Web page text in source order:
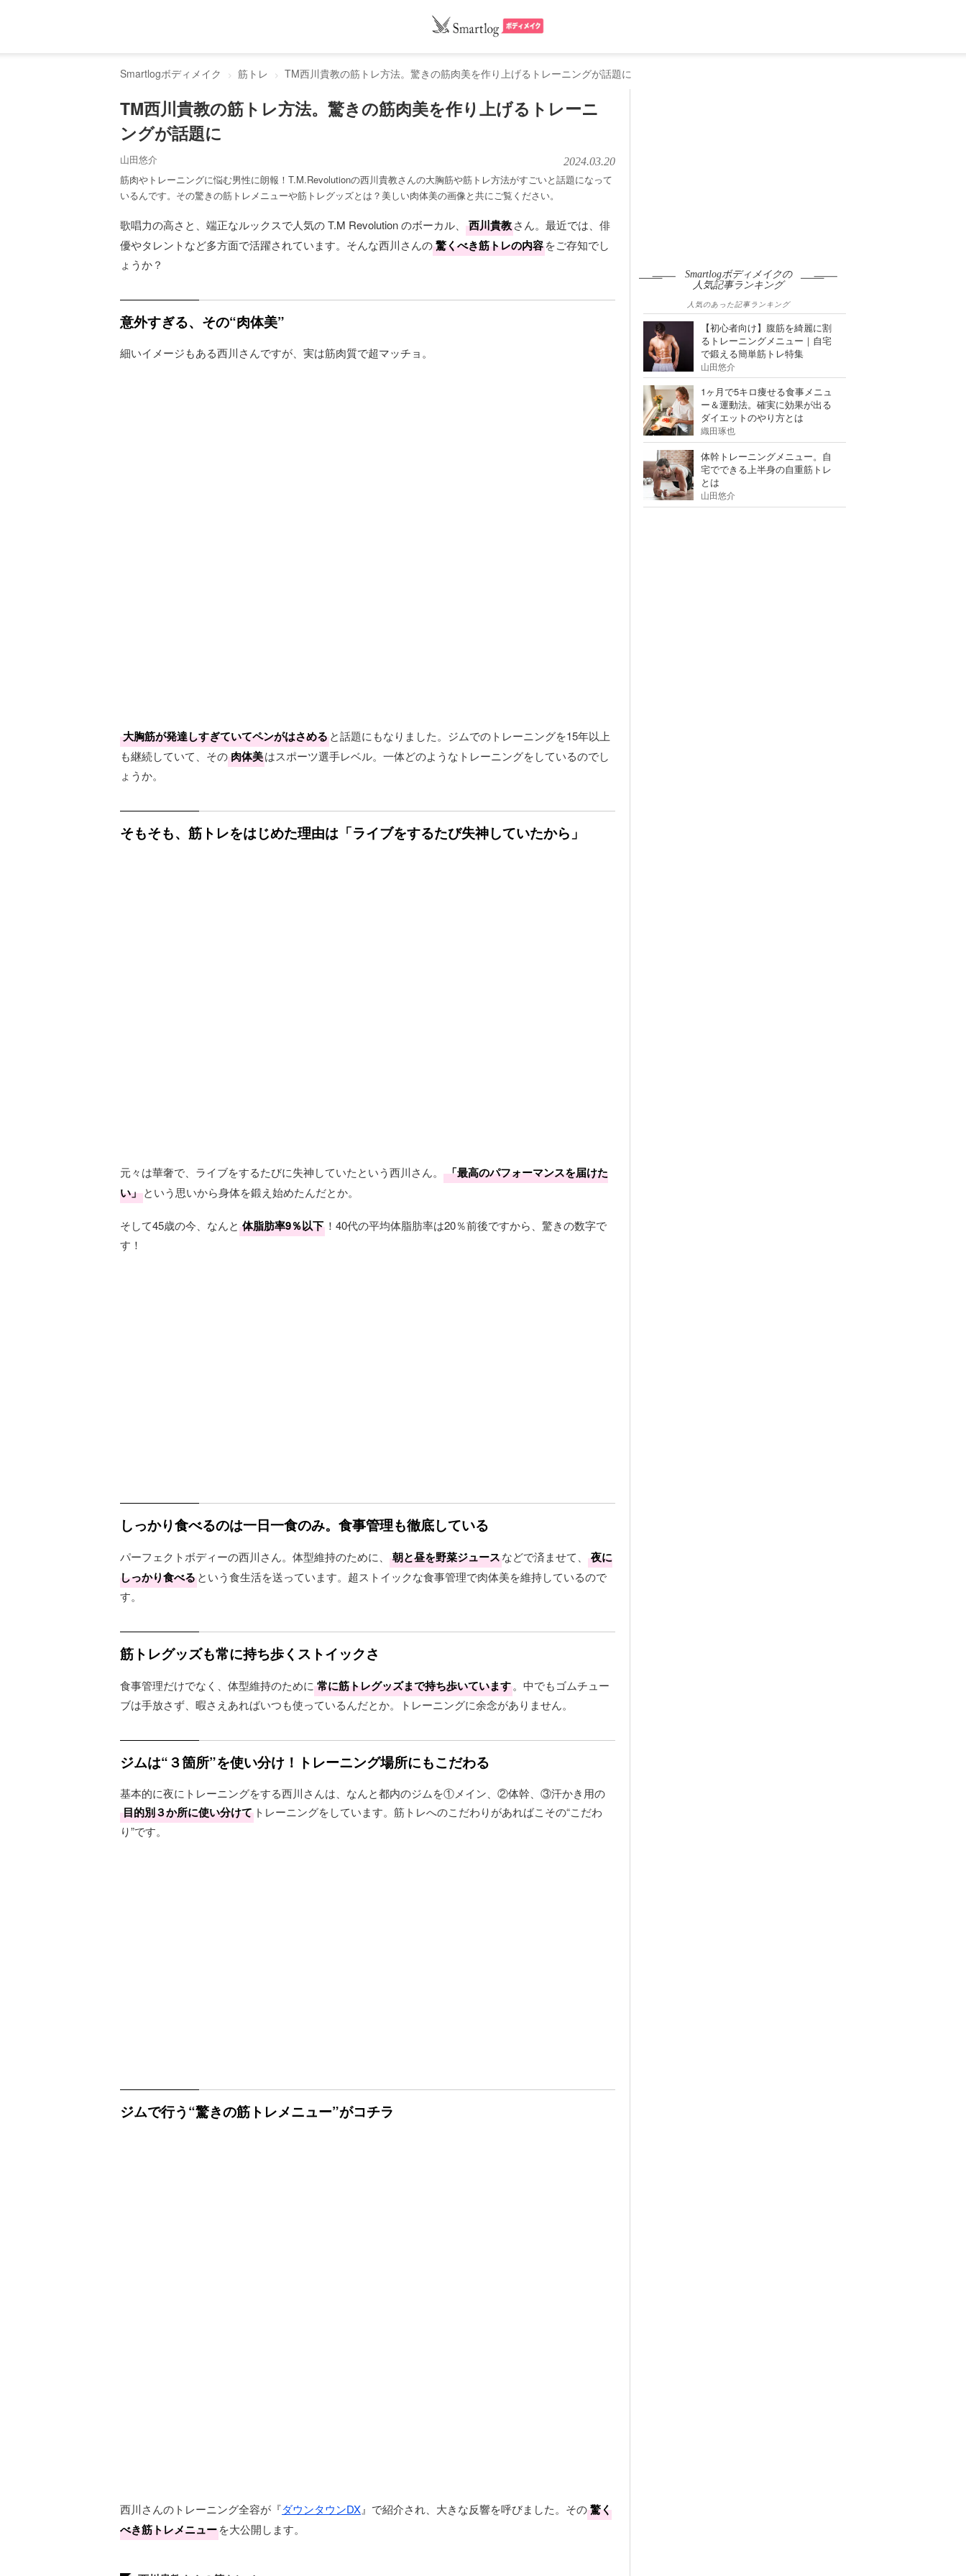
Smartlogボディメイク 筋トレ TM西川貴教の筋トレ方法。驚きの筋肉美を作り上げるトレーニングが話題に
TM西川貴教の筋トレ方法。驚きの筋肉美を作り上げるトレーニ
ングが話題に
山田悠介 2024.03.20
筋肉やトレーニングに悩む男性に朗報！T.M.Revolutionの西川貴教さんの大胸筋や筋トレ方法がすごいと話題になって
いるんです。その驚きの筋トレメニューや筋トレグッズとは？美しい肉体美の画像と共にご覧ください。
歌唱力の高さと、端正なルックスで人気の T.M Revolution のボーカル、 西川貴教さん。最近では、俳
優やタレントなど多方面で活躍されています。そんな西川さんの驚くべき筋トレの内容をご存知でし
ょうか？
意外すぎる、その“肉体美”
細いイメージもある西川さんですが、実は筋肉質で超マッチョ。
大胸筋が発達しすぎていてペンがはさめると話題にもなりました。ジムでのトレーニングを15年以上
も継続していて、その肉体美はスポーツ選手レベル。一体どのようなトレーニングをしているのでし
ょうか。
そもそも、筋トレをはじめた理由は「ライブをするたび失神していたから」
元々は華奢で、ライブをするたびに失神していたという西川さん。
「最高のパフォーマンスを届けた
い」という思いから身体を鍛え始めたんだとか。
そして45歳の今、なんと 体脂肪率9％以下 ！40代の平均体脂肪率は20％前後ですから、驚きの数字で
す！
しっかり食べるのは一日一食のみ。食事管理も徹底している
パーフェクトボディーの西川さん。体型維持のために、 朝と昼を野菜ジュースなどで済ませて、
夜に
しっかり食べるという食生活を送っています。超ストイックな食事管理で肉体美を維持しているので
す。
筋トレグッズも常に持ち歩くストイックさ
食事管理だけでなく、体型維持のために 常に筋トレグッズまで持ち歩いています。中でもゴムチュー
ブは手放さず、暇さえあればいつも使っているんだとか。トレーニングに余念がありません。
ジムは“３箇所”を使い分け！トレーニング場所にもこだわる
基本的に夜にトレーニングをする西川さんは、なんと都内のジムを①メイン、②体幹、③汗かき用の
目的別３か所に使い分けて トレーニングをしています。筋トレへのこだわりがあればこその“こだわ
り”です。
ジムで行う“驚きの筋トレメニュー”がコチラ
西川さんのトレーニング全容が『ダウンタウンDX』で紹介され、大きな反響を呼びました。その驚く
べき筋トレメニューを大公開します。
Smartlogボディメイクの
人気記事ランキング
人気のあった記事ランキング
【初心者向け】腹筋を綺麗に割
るトレーニングメニュー｜自宅
で鍛える簡単筋トレ特集
山田悠介
1ヶ月で5キロ痩せる食事メニュ
ー＆運動法。確実に効果が出る
ダイエットのやり方とは
織田琢也
体幹トレーニングメニュー。自
宅でできる上半身の自重筋トレ
とは
山田悠介